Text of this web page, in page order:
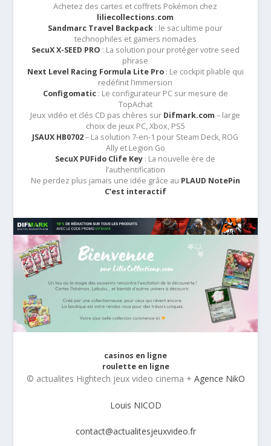
Achetez des cartes et coffrets Pokémon chez
liliecollections.com
Sandmarc Travel Backpack : le sac ultime pour
technophiles et gamers nomades
SecuX X-SEED PRO : La solution pour protéger votre seed
phrase
Next Level Racing Formula Lite Pro: Le cockpit pliable qui
redéfinit l’immersion
Configomatic: Le configurateur PC sur mesure de
TopAchat
Jeux vidéo et clés CD pas chères sur Difmark.com – large
choix de jeux PC, Xbox, PS5
JSAUX HB0702– La solution 7-en-1 pour Steam Deck, ROG
Ally et Legion Go
SecuX PUFido Clife Key : La nouvelle ère de
l’authentification
Ne perdez plus jamais une idée grâce au PLAUD NotePin
C’est interactif
casinos en ligne
roulette en ligne
© actualites Hightech jeux video cinema + Agence NikO
Louis NICOD
contact@actualitesjeuxvideo.fr